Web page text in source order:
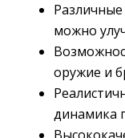
можно
оружие и
динамика